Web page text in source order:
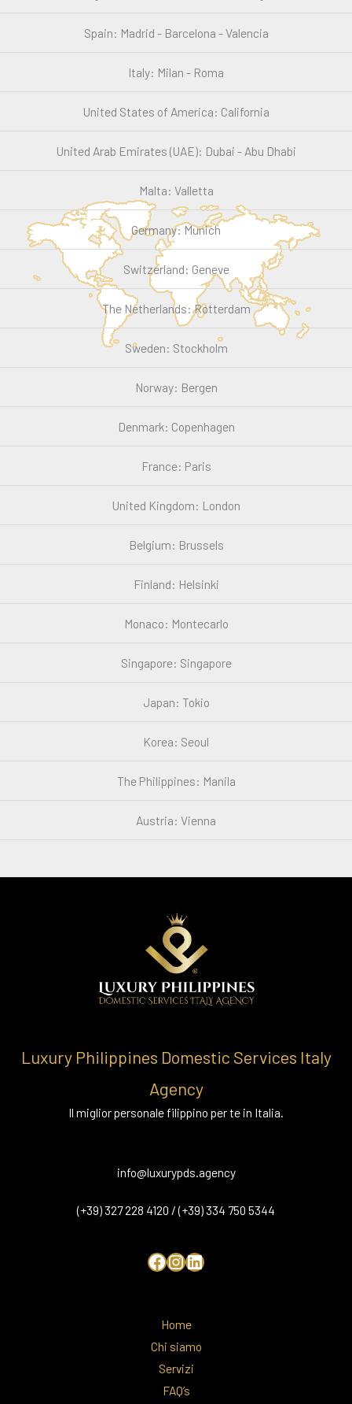
Spain: Madrid - Barcelona - Valencia
Italy: Milan - Roma
United States of America: California
United Arab Emirates (UAE): Dubai - Abu Dhabi
Malta: Valletta
Germany: Munich
Switzerland: Geneve
The Netherlands: Rotterdam
Sweden: Stockholm
Norway: Bergen
Denmark: Copenhagen
France: Paris
United Kingdom: London
Belgium: Brussels
Finland: Helsinki
Monaco: Montecarlo
Singapore: Singapore
Japan: Tokio
Korea: Seoul
The Philippines: Manila
Austria: Vienna
Luxury Philippines Domestic Services Italy
Agency
Il miglior personale filippino per te in Italia.
info@luxurypds.agency
(+39) 327 228 4120 / (+39) 334 750 5344
Home
Chi siamo
Servizi
FAQ’s